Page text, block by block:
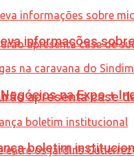
apresenta case
informações
na Expo +
boletim